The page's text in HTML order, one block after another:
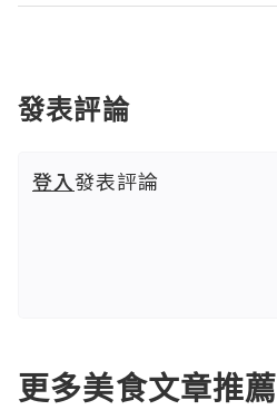
發表評論
登入發表評論
更多美食文章推薦